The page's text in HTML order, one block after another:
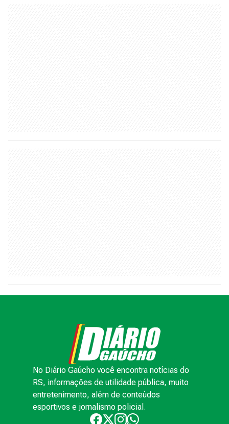
No Diário Gaúcho você encontra notícias do
RS, informações de utilidade pública, muito
entretenimento, além de conteúdos
esportivos e jornalismo policial.